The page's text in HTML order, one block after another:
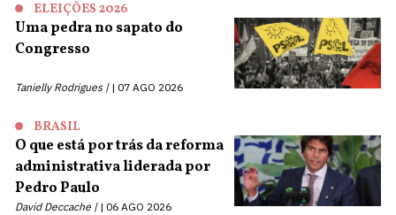
ELEIÇÕES 2026
Uma pedra no sapato do
Congresso
Tanielly Rodrigues | 07 AGO 2026
BRASIL
O que está por trás da reforma
administrativa liderada por
Pedro Paulo
David Deccache | 06 AGO 2026